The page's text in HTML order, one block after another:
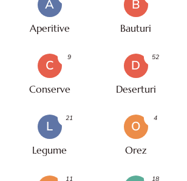
A
Aperitive
B
Bauturi
C
Conserve
9
D
Deserturi
52
L
Legume
21
O
Orez
4
11 18